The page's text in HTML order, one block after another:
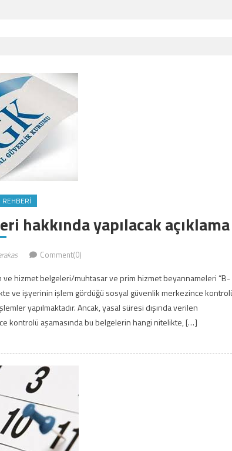
REHBERI
hakkında yapılacak açıklama
Comment(0)
hizmet belgeleri/muhtasar ve prim hizmet beyannameleri “B-
ve işyerinin işlem gördüğü sosyal güvenlik merkezince
yapılmaktadır. Ancak, yasal süresi dışında verilen
kontrolü aşamasında bu belgelerin hangi nitelikte, […]